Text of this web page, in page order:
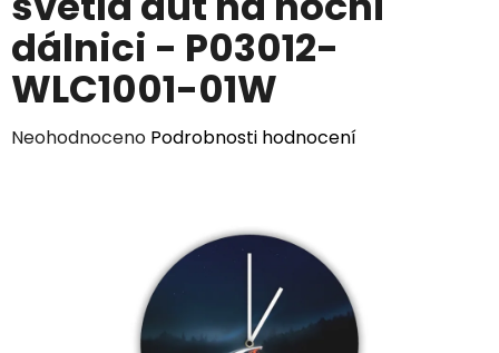
dálnici - P03012-
WLC1001-01W
Průměrné
Neohodnoceno Podrobnosti hodnocení